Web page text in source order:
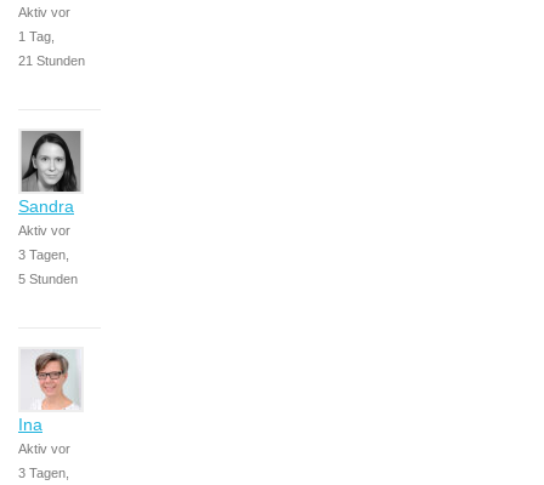
Aktiv vor
1 Tag,
21 Stunden
Sandra
Aktiv vor
3 Tagen,
5 Stunden
Ina
Aktiv vor
3 Tagen,